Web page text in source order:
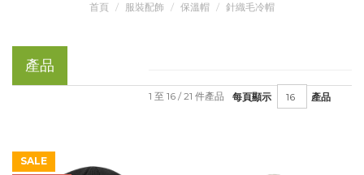
首頁 服裝配飾 保溫帽 針織毛冷帽
產品
每頁顯示 產品
1 至 16 / 21 件產品
SALE